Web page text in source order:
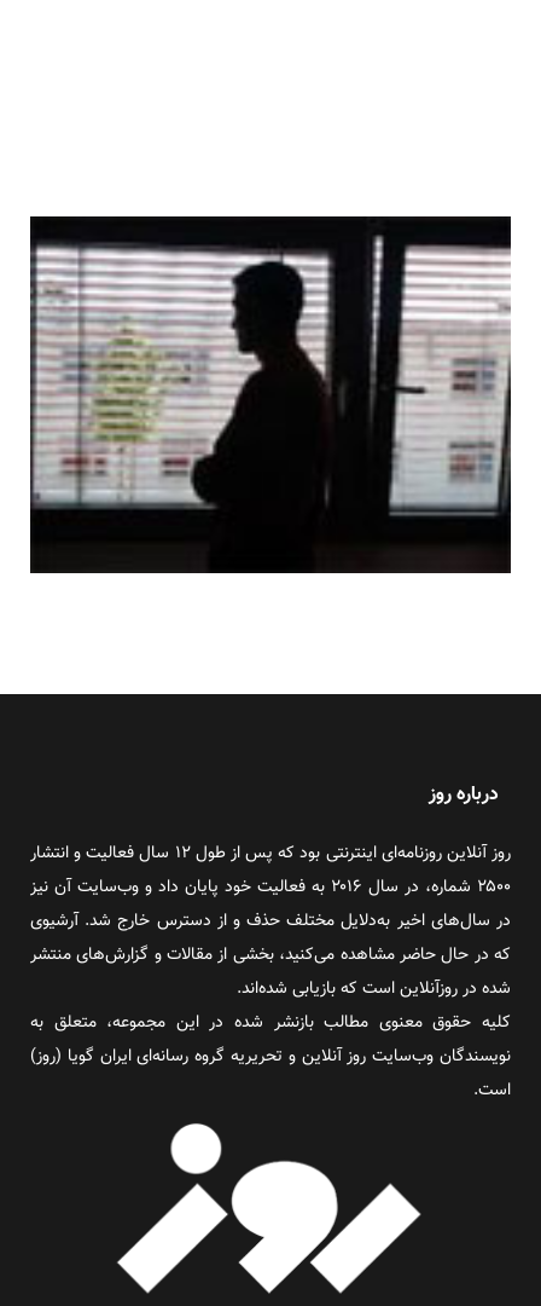
درباره روز
روز آنلاین روزنامه‌ای اینترنتی بود که پس از طول ۱۲ سال فعالیت و انتشار
۲۵۰۰ شماره، در سال ۲۰۱۶ به فعالیت خود پایان داد و وب‌سایت آن نیز
در سال‌های اخیر به‌دلایل مختلف حذف و از دسترس خارج شد. آرشیوی
که در حال حاضر مشاهده می‌کنید، بخشی از مقالات و گزارش‌های منتشر
شده در روزآنلاین است که بازیابی شده‌اند.
کلیه حقوق معنوی مطالب بازنشر شده در این مجموعه، متعلق به
نویسندگان وب‌سایت روز آنلاین و تحریریه گروه رسانه‌ای ایران گویا (روز)
است.